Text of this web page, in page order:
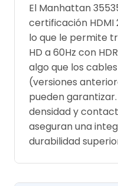
El Manhattan
certificación HDMI
lo que le permite
HD a 60Hz con
algo que los
(versiones
pueden
densidad y
aseguran una
durabilidad